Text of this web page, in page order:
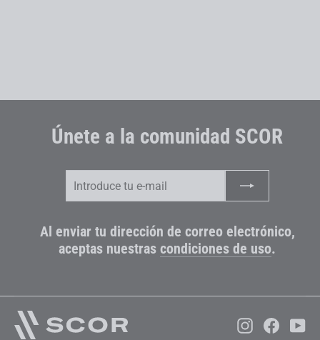
Únete a la comunidad SCOR
Al enviar tu dirección de correo electrónico,
aceptas nuestras condiciones de uso.
Instagram